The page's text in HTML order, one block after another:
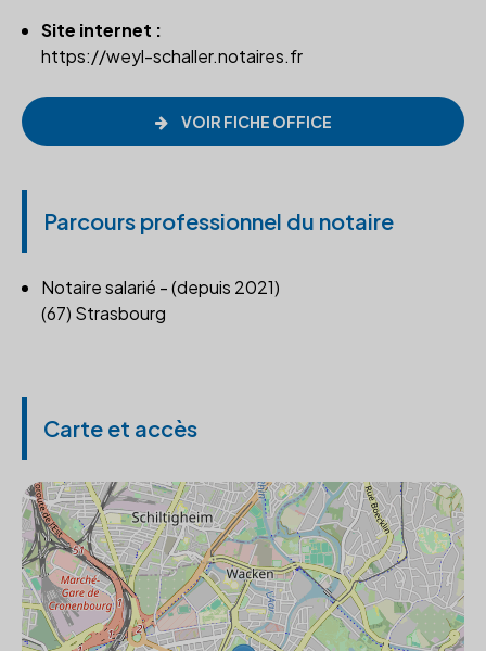
Site internet :
https://weyl-schaller.notaires.fr
VOIR FICHE OFFICE
Parcours professionnel du notaire
Notaire salarié - (depuis 2021)
(67) Strasbourg
Carte et accès